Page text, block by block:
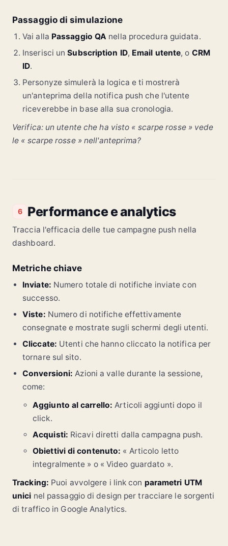
Passaggio di simulazione
Vai alla Passaggio QA nella procedura guidata.
Inserisci unSubscription ID, Email utente, o CRM
ID.
Personyze simulerà la logica e ti mostrerà
un'anteprima della notifica push che l'utente
riceverebbe in base alla sua cronologia.
Verifica: un utente che ha visto « scarpe rosse » vede
le « scarpe rosse » nell'anteprima?
6 Performance e analytics
Traccia l'efficacia delle tue campagne push nella
dashboard.
Metriche chiave
Inviate: Numero totale di notifiche inviate con
successo.
Viste: Numero di notifiche effettivamente
consegnate e mostrate sugli schermi degli utenti.
Cliccate: Utenti che hanno cliccato la notifica per
tornare sul sito.
Conversioni: Azioni a valle durante la sessione,
come:
Aggiunto al carrello: Articoli aggiunti dopo il
click.
Acquisti: Ricavi diretti dalla campagna push.
Obiettivi di contenuto: « Articolo letto
integralmente » o « Video guardato ».
Tracking: Puoi avvolgere i link con parametri UTM
unici nel passaggio di design per tracciare le sorgenti
di traffico in Google Analytics.